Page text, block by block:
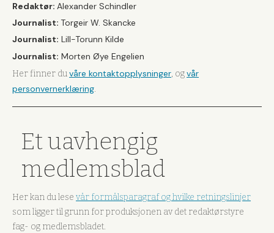
Redaktør: Alexander Schindler
Journalist: Torgeir W. Skancke
Journalist: Lill-Torunn Kilde
Journalist: Morten Øye Engelien
Her finner duvåre kontaktopplysninger, ogvår
personvernerklæring.
Et uavhengig
medlemsblad
Her kan du lese vår formålsparagraf og hvilke retningslinjer
som ligger til grunn for produksjonen av det redaktørstyre
fag- og medlemsbladet.